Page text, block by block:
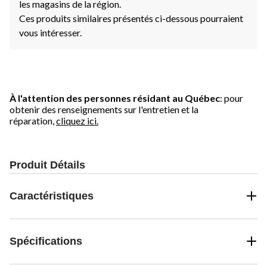
les magasins de la région.
Ces produits similaires présentés ci-dessous pourraient
vous intéresser.
À l'attention des personnes résidant au Québec: pour
obtenir des renseignements sur l'entretien et la
réparation, cliquez ici.
Produit Détails
Caractéristiques
Spécifications